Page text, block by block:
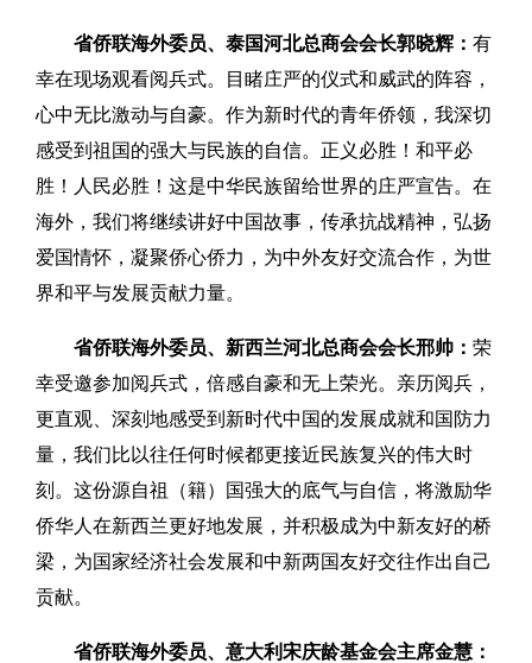
省侨联海外委员、泰国河北总商会会长郭晓辉： 有
幸在现场观看阅兵式。目睹庄严的仪式和威武的阵容，
心中无比激动与自豪。作为新时代的青年侨领，我深切
感受到祖国的强大与民族的自信。正义必胜！和平必
胜！人民必胜！这是中华民族留给世界的庄严宣告。在
海外，我们将继续讲好中国故事，传承抗战精神，弘扬
爱国情怀，凝聚侨心侨力，为中外友好交流合作，为世
界和平与发展贡献力量。
省侨联海外委员、新西兰河北总商会会长邢帅： 荣
幸受邀参加阅兵式，倍感自豪和无上荣光。亲历阅兵，
更直观、深刻地感受到新时代中国的发展成就和国防力
量，我们比以往任何时候都更接近民族复兴的伟大时
刻。这份源自祖（籍）国强大的底气与自信，将激励华
侨华人在新西兰更好地发展，并积极成为中新友好的桥
梁，为国家经济社会发展和中新两国友好交往作出自己
贡献。
省侨联海外委员、意大利宋庆龄基金会主席金慧：